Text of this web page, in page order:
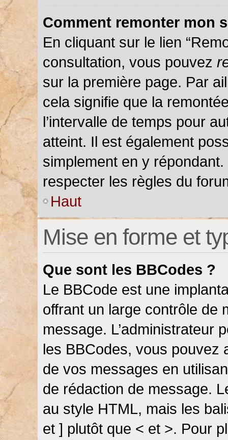
Comment remonter mon
En cliquant sur le lien
consultation, vous pouvez
sur la première page. Par
cela signifie que la
l’intervalle de temps pour
atteint. Il est également
simplement en y
respecter les règles du
Haut
Mise en forme et
Que sont les BBCodes ?
Le BBCode est une
offrant un large contrôle de
message. L’administrateur
les BBCodes, vous pouvez
de vos messages en
de rédaction de message.
au style HTML, mais les
et ] plutôt que < et >. Pour